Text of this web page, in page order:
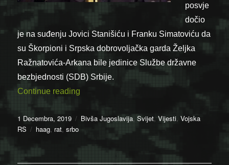
posvje
dočio
je na suđenju Jovici Stanišiću i Franku Simatoviću da
su Škorpioni i Srpska dobrovoljačka garda Željka
Ražnatovića-Arkana bile jedinice Službe državne
bezbjednosti (SDB) Srbije.
Continue reading
Posted
on
1 Decembra, 2019 Categories
Bivša Jugoslavija ,Svijet,Vijesti ,Vojska
RS
Tags
haag, rat,srbo